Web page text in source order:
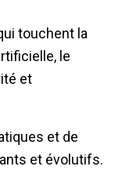
touchent la
le
et
et de
et évolutifs.